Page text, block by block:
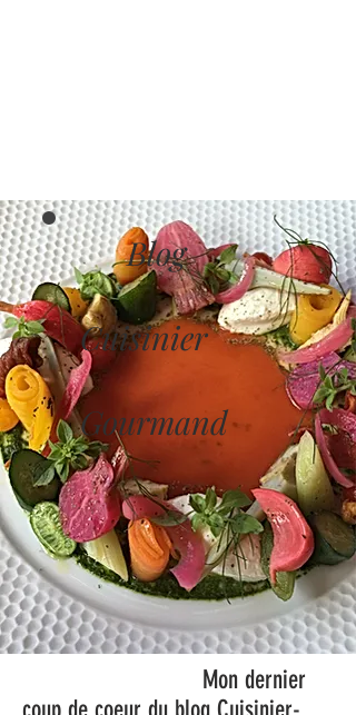
Blog
Cuisinier
Gourmand